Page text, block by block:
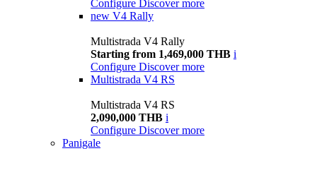
Configure Discover more
new V4 Rally
Multistrada V4 Rally
Starting from 1,469,000 THB i
Configure Discover more
Multistrada V4 RS
Multistrada V4 RS
2,090,000 THB i
Configure Discover more
Panigale